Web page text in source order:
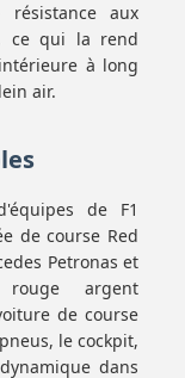
résistance aux
ce qui la rend
à long
air.
de F1
de course Red
Petronas et
argent
de course
le cockpit,
dans